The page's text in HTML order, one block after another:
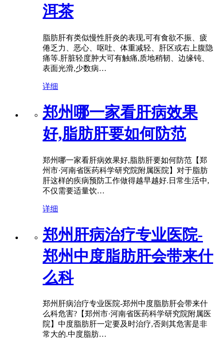
洱茶
脂肪肝有类似慢性肝炎的表现,可有食欲不振、疲
倦乏力、恶心、呕吐、体重减轻、肝区或右上腹隐
痛等.肝脏轻度肿大可有触痛,质地稍韧、边缘钝、
表面光滑,少数病…
详细
郑州哪一家看肝病效果
好,脂肪肝要如何防范
郑州哪一家看肝病效果好,脂肪肝要如何防范【郑
州市·河南省医药科学研究院附属医院】对于脂肪
肝这样的疾病预防工作做得越早越好.日常生活中,
不仅需要适量饮…
详细
郑州肝病治疗专业医院-
郑州中度脂肪肝会带来什
么科
郑州肝病治疗专业医院-郑州中度脂肪肝会带来什
么科危害?【郑州市·河南省医药科学研究院附属医
院】中度脂肪肝一定要及时治疗,否则其危害是非
常大的.中度脂肪…